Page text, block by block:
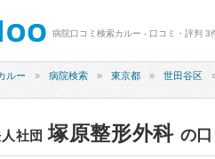
病院口コミ検索カルー - 口コミ・評判 3
ルー 病院検索 東京都 世田谷区
人社団塚原整形外科 の